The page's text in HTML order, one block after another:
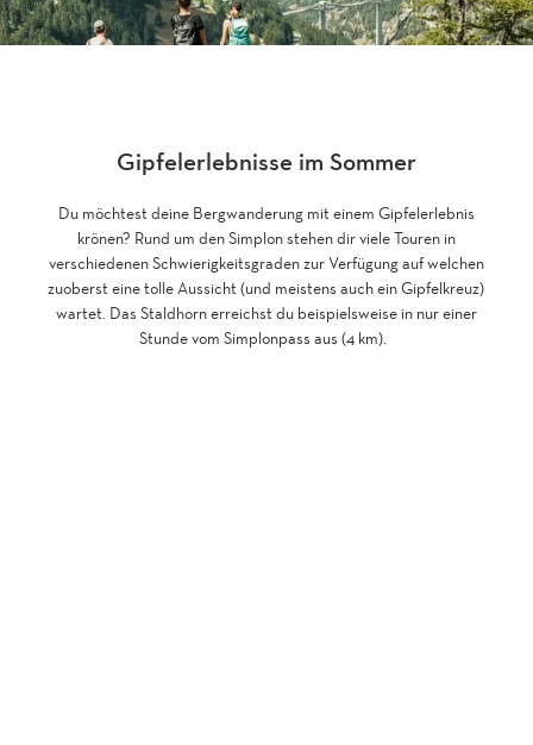
Gipfelerlebnisse im Sommer
Du möchtest deine Bergwanderung mit einem Gipfelerlebnis
krönen? Rund um den Simplon stehen dir viele Touren in
verschiedenen Schwierigkeitsgraden zur Verfügung auf welchen
zuoberst eine tolle Aussicht (und meistens auch ein Gipfelkreuz)
wartet. Das Staldhorn erreichst du beispielsweise in nur einer
Stunde vom Simplonpass aus (4 km).